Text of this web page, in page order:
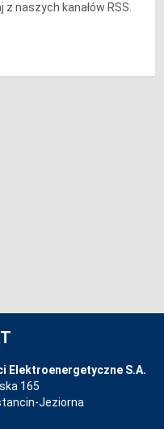
naszych kanałów RSS.
Elektroenergetyczne S.A.
165
Jeziorna